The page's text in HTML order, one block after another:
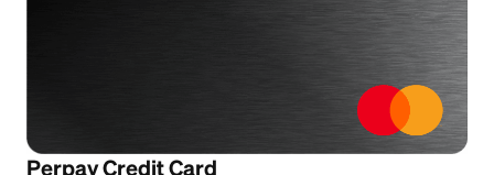
Perpay Credit Card